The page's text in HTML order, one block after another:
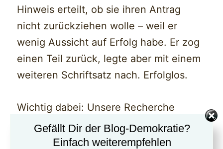
Hinweis erteilt, ob sie ihren Antrag
nicht zurückziehen wolle – weil er
wenig Aussicht auf Erfolg habe. Er zog
einen Teil zurück, legte aber mit einem
weiteren Schriftsatz nach. Erfolglos.
Wichtig dabei: Unsere Recherche
„Geheimplan gegen Deutschland“ steht.
Auf dem Potsdam-Treffen ging es um
Gefällt Dir der Blog-Demokratie?
Einfach weiterempfehlen